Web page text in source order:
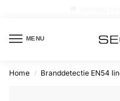
MENU
Home / Branddetectie EN54